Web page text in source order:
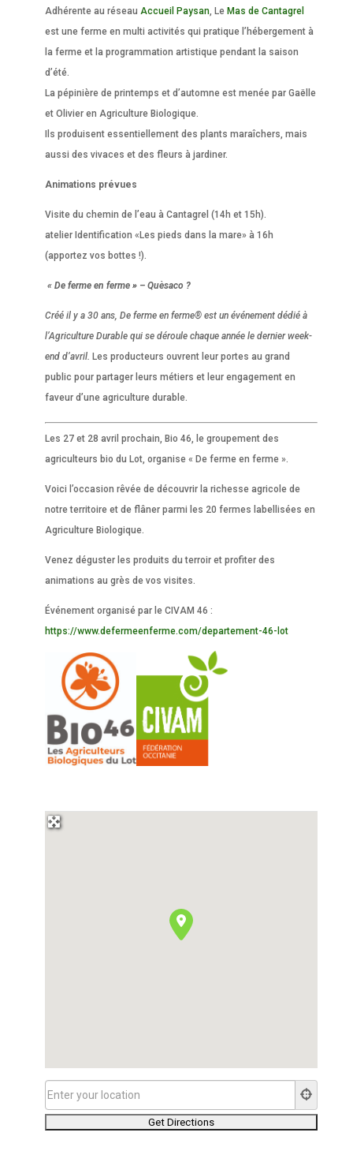
Adhérente au réseauAccueil Paysan, Le Mas de Cantagrel
est une ferme en multi activités qui pratique l’hébergement à
la ferme et la programmation artistique pendant la saison
d’été.
La pépinière de printemps et d’automne est menée par Gaëlle
et Olivier en Agriculture Biologique.
Ils produisent essentiellement des plants maraîchers, mais
aussi des vivaces et des fleurs à jardiner.
Animations prévues
Visite du chemin de l’eau à Cantagrel (14h et 15h).
atelier Identification «Les pieds dans la mare» à 16h
(apportez vos bottes !).
« De ferme en ferme » – Quèsaco ?
Créé il y a 30 ans, De ferme en ferme® est un événement dédié à
l’Agriculture Durable qui se déroule chaque année le dernier week-
end d’avril. Les producteurs ouvrent leur portes au grand
public pour partager leurs métiers et leur engagementen
faveur d’une agriculture durable.
Les 27 et 28 avril prochain, Bio 46, le groupement des
agriculteurs bio du Lot, organise « De ferme en ferme ».
Voici l’occasion rêvée de découvrir la richesse agricole de
notre territoire et de flâner parmi les 20 fermes labellisées en
Agriculture Biologique.
Venez déguster les produits du terroir et profiter des
animations au grès de vos visites.
Événement organisé par le CIVAM 46 :
https://www.defermeenferme.com/departement-46-lot